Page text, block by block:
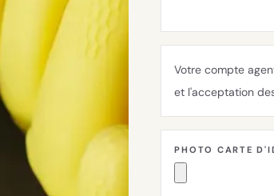
Votre compte
et l'acceptation
PHOTO CARTE